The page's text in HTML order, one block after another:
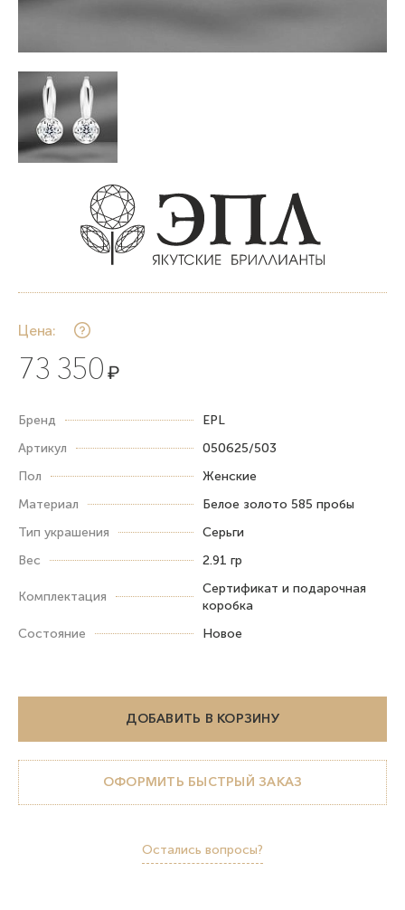
Цена:
73 350 ₽
Бренд
EPL
Артикул
050625/503
Пол
Женские
Материал
Белое золото 585 пробы
Тип украшения
Серьги
Вес
2.91 гр
Комплектация
Сертификат и подарочная
коробка
Состояние
Новое
ДОБАВИТЬ В КОРЗИНУ
ОФОРМИТЬ БЫСТРЫЙ ЗАКАЗ
Остались вопросы?